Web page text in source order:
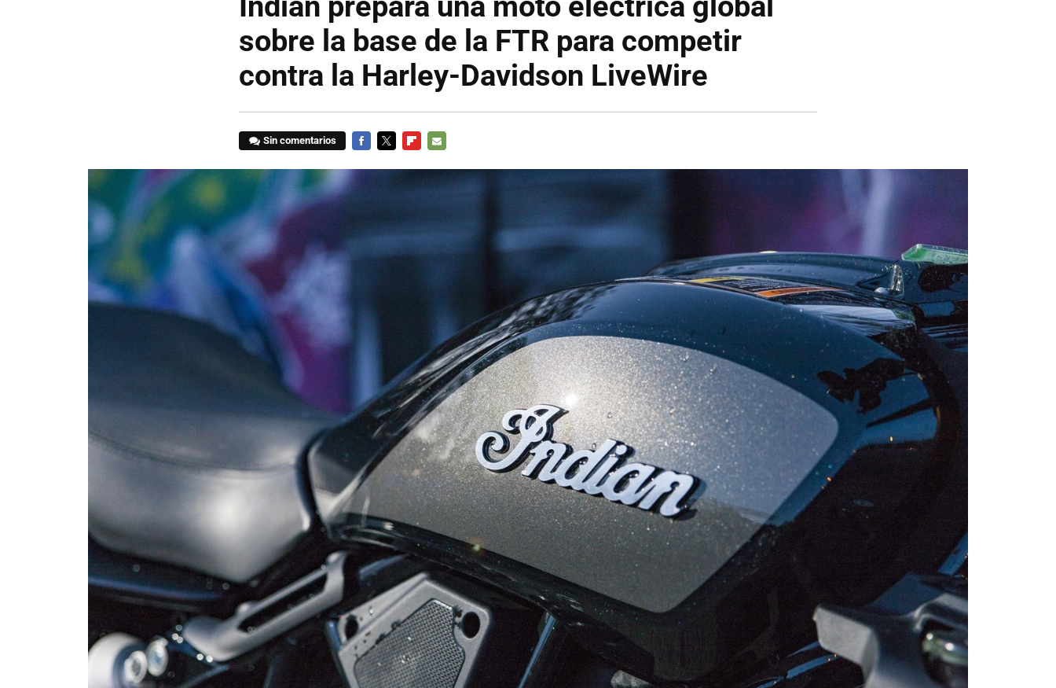
sobre la base de la FTR para competir
contra la Harley-Davidson LiveWire
Sin comentarios
MAIL